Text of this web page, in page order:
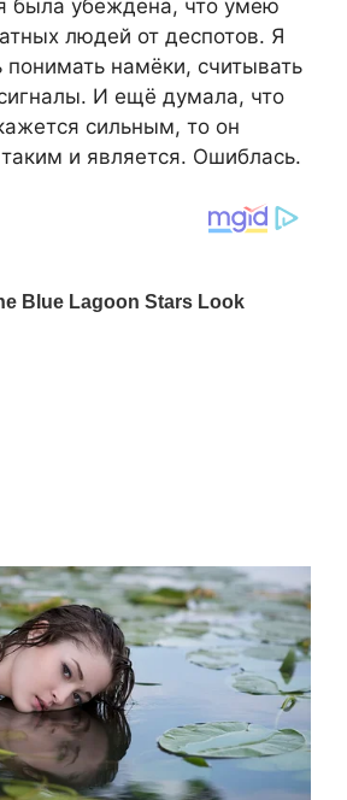
была убеждена, что умею
людей от деспотов. Я
понимать намёки, считывать
И ещё думала, что
сильным, то он
и является. Ошиблась.